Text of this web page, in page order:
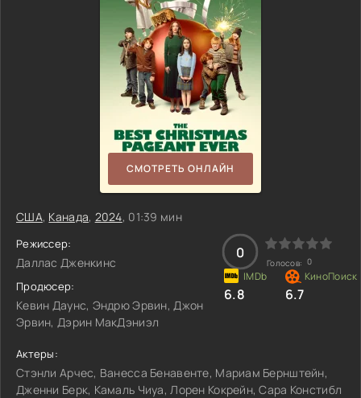
СМОТРЕТЬ ОНЛАЙН
США, Канада, 2024, 01:39 мин
Режиссер:
Даллас Дженкинс
Продюсер:
Кевин Даунс, Эндрю Эрвин, Джон
Эрвин, Дэрин МакДэниэл
0
Голосов: 0
6.8 6.7
Актеры:
Стэнли Арчес, Ванесса Бенавенте, Мариам Бернштейн,
Дженни Берк, Камаль Чиуа, Лорен Кокрейн, Сара Констибл